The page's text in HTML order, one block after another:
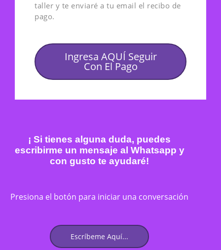
taller y te enviaré a tu email el recibo de
pago.
Ingresa AQUÍ Seguir
Con El Pago
¡ Si tienes alguna duda, puedes
escribirme un mensaje al Whatsapp y
con gusto te ayudaré!
Presiona el botón para iniciar una conversación
Escríbeme Aquí...